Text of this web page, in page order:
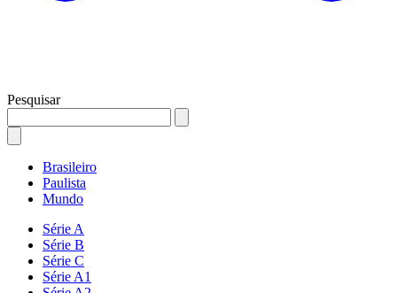
Pesquisar
Brasileiro
Paulista
Mundo
Série A
Série B
Série C
Série A1